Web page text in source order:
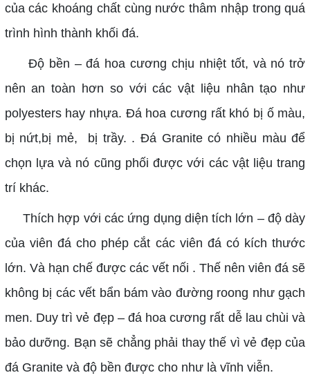
của các khoáng chất cùng nước thâm nhập trong quá
trình hình thành khối đá.
Độ bền – đá hoa cương chịu nhiệt tốt, và nó trở
nên an toàn hơn so với các vật liệu nhân tạo như
polyesters hay nhựa. Đá hoa cương rất khó bị ố màu,
bị nứt,bị mẻ, bị trầy. . Đá Granite có nhiều màu để
chọn lựa và nó cũng phối được với các vật liệu trang
trí khác.
Thích hợp với các ứng dụng diện tích lớn – độ dày
của viên đá cho phép cắt các viên đá có kích thước
lớn. Và hạn chế được các vết nối . Thế nên viên đá sẽ
không bị các vết bẩn bám vào đường roong như gạch
men. Duy trì vẻ đẹp – đá hoa cương rất dễ lau chùi và
bảo dưỡng. Bạn sẽ chẳng phải thay thế vì vẻ đẹp của
đá Granite và độ bền được cho như là vĩnh viễn.